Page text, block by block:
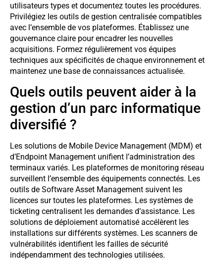
utilisateurs types et documentez toutes les procédures.
Privilégiez les outils de gestion centralisée compatibles
avec l’ensemble de vos plateformes. Établissez une
gouvernance claire pour encadrer les nouvelles
acquisitions. Formez régulièrement vos équipes
techniques aux spécificités de chaque environnement et
maintenez une base de connaissances actualisée.
Quels outils peuvent aider à la
gestion d’un parc informatique
diversifié ?
Les solutions de Mobile Device Management (MDM) et
d’Endpoint Management unifient l’administration des
terminaux variés. Les plateformes de monitoring réseau
surveillent l’ensemble des équipements connectés. Les
outils de Software Asset Management suivent les
licences sur toutes les plateformes. Les systèmes de
ticketing centralisent les demandes d’assistance. Les
solutions de déploiement automatisé accélèrent les
installations sur différents systèmes. Les scanners de
vulnérabilités identifient les failles de sécurité
indépendamment des technologies utilisées.